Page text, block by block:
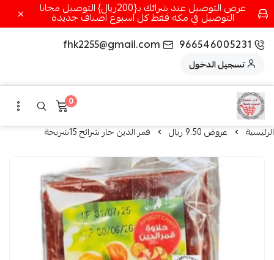
عرض التوصيل عند شرائك بـ{200ريال} التوصيل مجانا
التوصيل في مكه فقط كل اسبوع اصناف جديدة
966546005231
fhk2255@gmail.com
تسجيل الدخول
0
الرئيسية عروض 9.50 ريال قمر الدين حار شرائح 15شريحة